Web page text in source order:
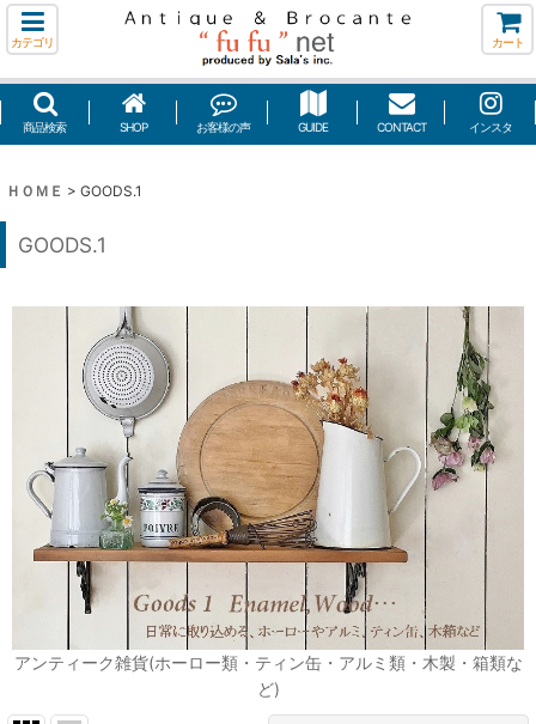
カテゴリ カート
商品検索 SHOP お客様の声 GUIDE CONTACT インスタ
ＨＯＭＥ > GOODS.1
GOODS.1
アンティーク雑貨(ホーロー類・ティン缶・アルミ類・木製・箱類な
ど)